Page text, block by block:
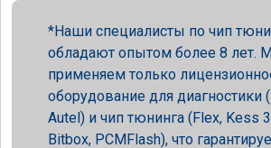
Наши специалисты по чип
обладают опытом более 8 лет.
применяем только
оборудование для диагностики
Autel) и чип тюнинга (Flex, Kess
Bitbox, PCMFlash), что